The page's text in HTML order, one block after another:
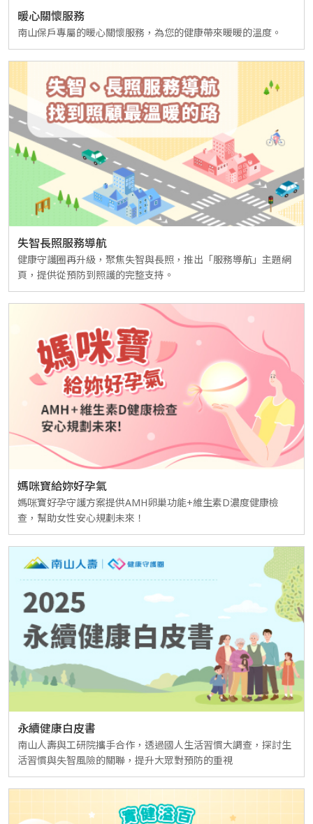
暖心關懷服務
南山保戶專屬的暖心關懷服務，為您的健康帶來暖暖的溫度。
失智長照服務導航
健康守護圈再升級，聚焦失智與長照，推出「服務導航」主題網
頁，提供從預防到照護的完整支持。
媽咪寶給妳好孕氣
媽咪寶好孕守護方案提供AMH卵巢功能+維生素D濃度健康檢
查，幫助女性安心規劃未來！
永續健康白皮書
南山人壽與工研院攜手合作，透過國人生活習慣大調查，探討生
活習慣與失智風險的關聯，提升大眾對預防的重視